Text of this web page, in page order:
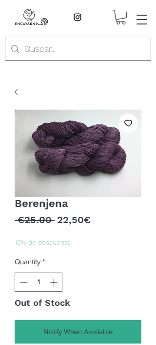
Berenjena
€25.00 Regular
22,50€Sale
10% de descuento
Quantity *
Out of Stock
Notify When Available